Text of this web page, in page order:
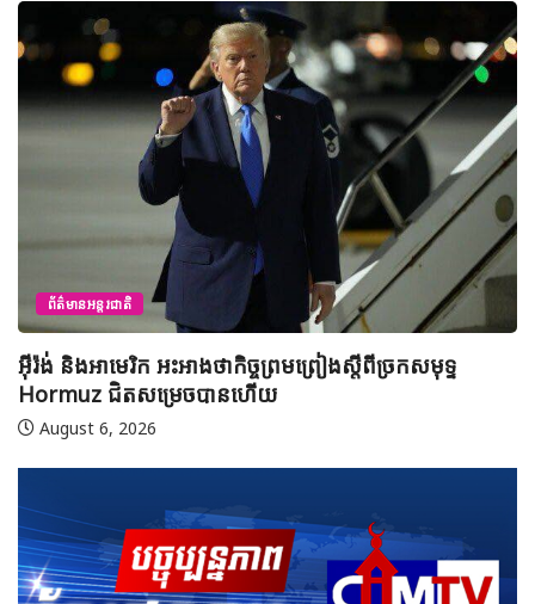
ព័ត៌មានអន្តរជាតិ
អ៊ីរ៉ង់ និងអាមេរិក អះអាងថាកិច្ចព្រមព្រៀងស្តីពីច្រកសមុទ្ទ
Hormuz ជិតសម្រេចបានហើយ
August 6, 2026